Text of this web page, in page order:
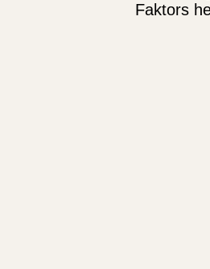
Faktors